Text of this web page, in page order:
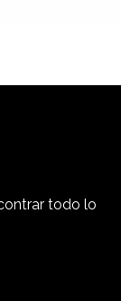
todo lo